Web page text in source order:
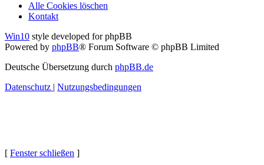
Alle Cookies löschen
Kontakt
Win10 style developed for phpBB
Powered by phpBB® Forum Software © phpBB Limited
Deutsche Übersetzung durch phpBB.de
Datenschutz | Nutzungsbedingungen
[ Fenster schließen ]